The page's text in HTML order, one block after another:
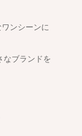
ンシーンに
なブランドを